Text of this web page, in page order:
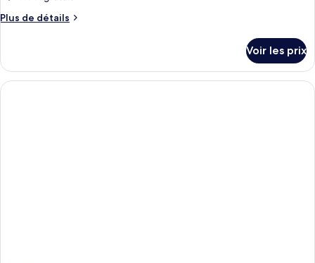
Plus de détails
Plus
le
type
de
Voir les prix